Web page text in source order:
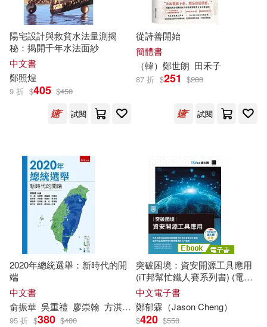
鄭育家(1)
鄭芯妤(1)
鄭苗秀，沈鴻飛，廖建尚(1)
鄭若娟(1) 鄭若麟(1)
鄭西貴等(1)
鄭貞銘(1)
鄭邦山(1) 鄭金偉，李長平(1)
鄭金開，倪曉月，徐盛榮(1)
陽宅設計與救貧水法量測揭
秘：揭開千年水法面紗
中文書
鄭照煌
9 折 $405 $450
試閱
從詩善開始
簡體書
（韓） 鄭世朗 田禾子
87 折 $251 $288
試閱
2020年總統選舉：新時代的開
端
中文書
俞振華 吳重禮 廖崇翰 方淇 林聰吉 洪國智 游清鑫 王德育
95 折 $380 $400
突破困境：資安開源工具應用
(iT邦幫忙鐵人賽系列書) (電子
書)
中文電子書
鄭郁霖（Jason Cheng）
$420 $550